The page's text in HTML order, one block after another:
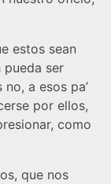
estos sean
pueda ser
a esos pa’
por ellos,
como
que nos